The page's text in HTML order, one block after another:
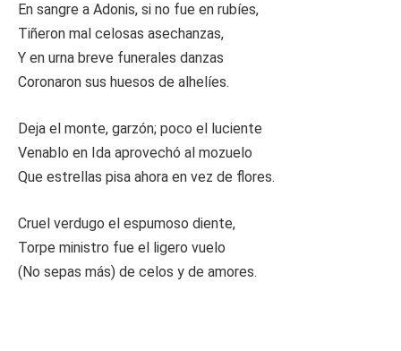
En sangre a Adonis, si no fue en rubíes,
Tiñeron mal celosas asechanzas,
Y en urna breve funerales danzas
Coronaron sus huesos de alhelíes.
Deja el monte, garzón; poco el luciente
Venablo en Ida aprovechó al mozuelo
Que estrellas pisa ahora en vez de flores.
Cruel verdugo el espumoso diente,
Torpe ministro fue el ligero vuelo
(No sepas más) de celos y de amores.